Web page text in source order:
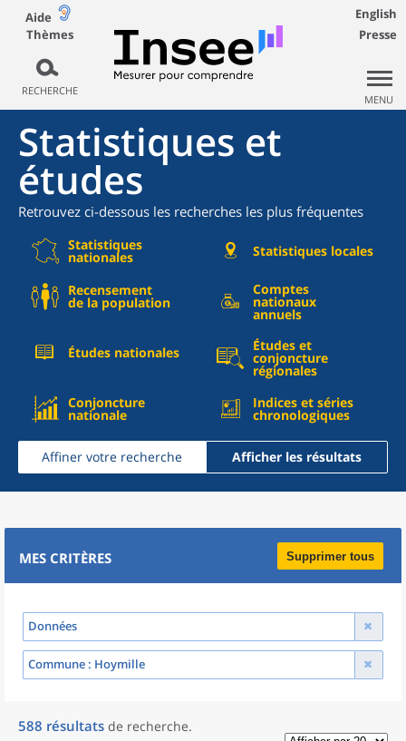
Aide
Thèmes
RECHERCHE
English
Presse
MENU
Statistiques et
études
Retrouvez ci-dessous les recherches les plus fréquentes
Statistiques
nationales Statistiques locales
Recensement
de la population
Comptes
nationaux
annuels
Études nationales Études et
conjoncture
régionales
Conjoncture
nationale
Indices et séries
chronologiques
Affiner votre recherche Afficher les résultats
MES CRITÈRES Supprimer tous
Données
Commune : Hoymille
588 résultats de recherche.